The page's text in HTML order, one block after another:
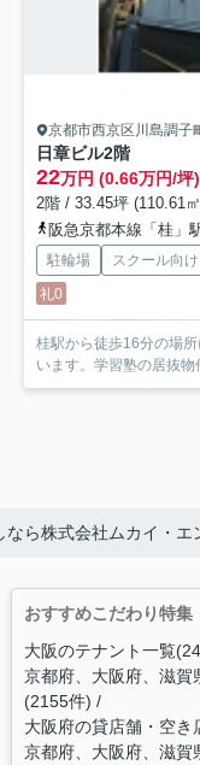
京都市西京区川島調子
日章ビル2階
22万円 (0.66万円/坪)
2階 / 33.45坪 (110.61
阪急京都本線「桂」
駐輪場
スクール向け
礼0
桂駅から徒歩16分の場
います。学習塾の居抜物
ら株式会社ムカイ・エ
おすすめこだわり特集
大阪のテナント一覧
京都府、大阪府、滋賀
(2155件)
大阪府の貸店舗・空
京都府、大阪府、滋賀